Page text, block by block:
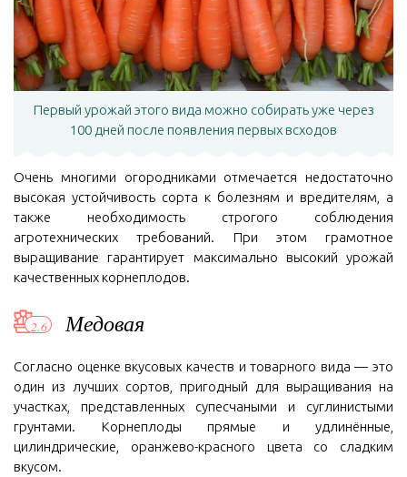
Первый урожай этого вида можно собирать уже через
100 дней после появления первых всходов
Очень многими огородниками отмечается недостаточно
высокая устойчивость сорта к болезням и вредителям, а
также необходимость строгого соблюдения
агротехнических требований. При этом грамотное
выращивание гарантирует максимально высокий урожай
качественных корнеплодов.
Медовая
Согласно оценке вкусовых качеств и товарного вида — это
один из лучших сортов, пригодный для выращивания на
участках, представленных супесчаными и суглинистыми
грунтами. Корнеплоды прямые и удлинённые,
цилиндрические, оранжево-красного цвета со сладким
вкусом.